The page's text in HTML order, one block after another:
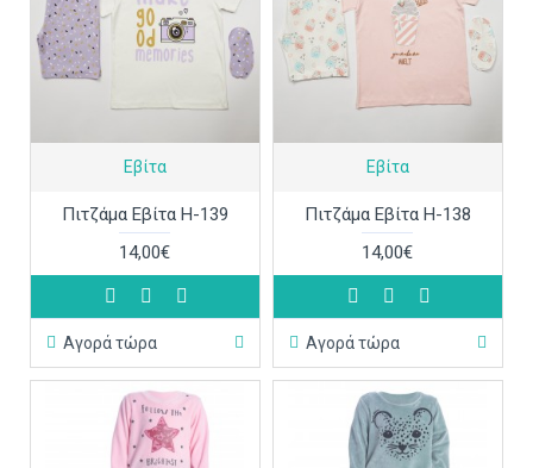
Εβίτα
Πιτζάμα Εβίτα Η-139
14,00€
Αγορά τώρα
Εβίτα
Πιτζάμα Εβίτα Η-138
14,00€
Αγορά τώρα